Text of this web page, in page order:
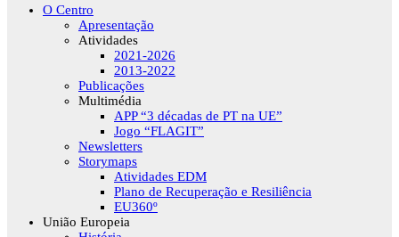
O Centro
Apresentação
Atividades
2021-2026
2013-2022
Publicações
Multimédia
APP “3 décadas de PT na UE”
Jogo “FLAGIT”
Newsletters
Storymaps
Atividades EDM
Plano de Recuperação e Resiliência
EU360º
União Europeia